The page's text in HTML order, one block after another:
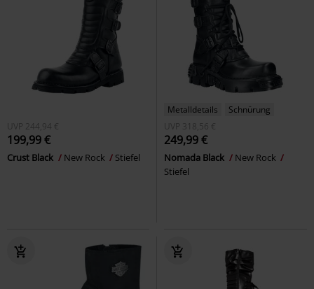
UVP 244,94 €
199,99 €
Crust Black New Rock Stiefel
Metalldetails
Schnürung
UVP
318,56 €
249,99 €
Nomada Black
New Rock
Stiefel